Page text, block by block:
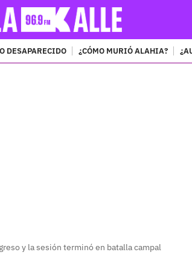
DESAPARECIDO ¿CÓMO MURIÓ ALAHIA?
y la sesión terminó en batalla campal